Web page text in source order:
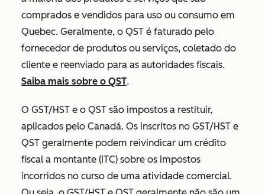
comprados e vendidos para uso ou consumo em
Quebec. Geralmente, o QST é faturado pelo
fornecedor de produtos ou serviços, coletado do
cliente e reenviado para as autoridades fiscais.
Saiba mais sobre o QST.
O GST/HST e o QST são impostos a restituir,
aplicados pelo Canadá. Os inscritos no GST/HST e
QST geralmente podem reivindicar um crédito
fiscal a montante (ITC) sobre os impostos
incorridos no curso de uma atividade comercial.